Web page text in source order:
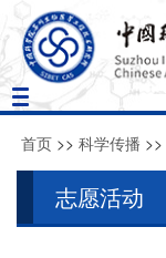
Toggle
navigation
首页 >> 科学传播 >>
志愿活动